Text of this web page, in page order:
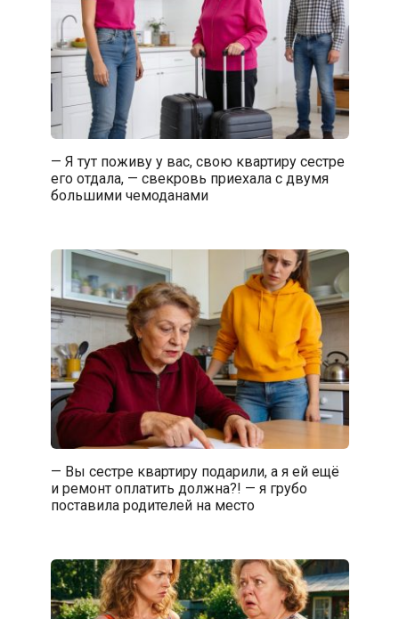
— Я тут поживу у вас, свою квартиру сестре
его отдала, — свекровь приехала с двумя
большими чемоданами
— Вы сестре квартиру подарили, а я ей ещё
и ремонт оплатить должна?! — я грубо
поставила родителей на место